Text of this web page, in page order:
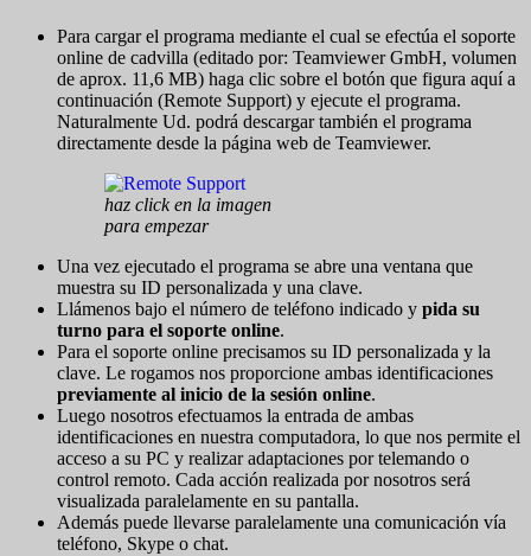
Para cargar el programa mediante el cual se efectúa el soporte
online de cadvilla (editado por: Teamviewer GmbH, volumen
de aprox. 11,6 MB) haga clic sobre el botón que figura aquí a
continuación (Remote Support) y ejecute el programa.
Naturalmente Ud. podrá descargar también el programa
directamente desde la página web de Teamviewer.
haz click en la imagen
para empezar
Una vez ejecutado el programa se abre una ventana que
muestra su ID personalizada y una clave.
Llámenos bajo el número de teléfono indicado y pida su
turno para el soporte online.
Para el soporte online precisamos su ID personalizada y la
clave. Le rogamos nos proporcione ambas identificaciones
previamente al inicio de la sesión online.
Luego nosotros efectuamos la entrada de ambas
identificaciones en nuestra computadora, lo que nos permite el
acceso a su PC y realizar adaptaciones por telemando o
control remoto. Cada acción realizada por nosotros será
visualizada paralelamente en su pantalla.
Además puede llevarse paralelamente una comunicación vía
teléfono, Skype o chat.